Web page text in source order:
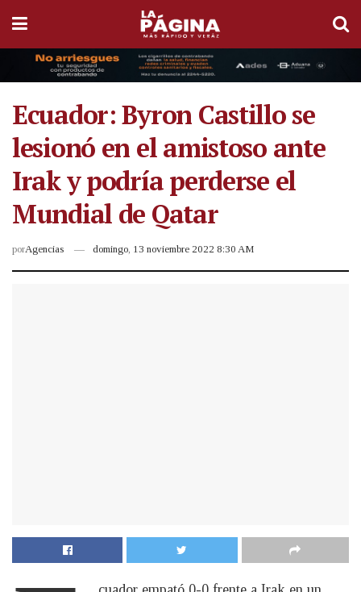
Ecuador: Byron Castillo se
lesionó en el amistoso ante
Irak y podría perderse el
Mundial de Qatar
porAgencias domingo, 13 noviembre 2022 8:30 AM